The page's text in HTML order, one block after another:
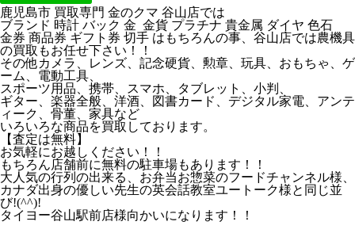
鹿児島市 買取専門 金のクマ 谷山店では
ブランド 時計 バック 金 金貨 プラチナ 貴金属 ダイヤ 色石
金券 商品券 ギフト券 切手 はもちろんの事、谷山店では農機具
の買取もお任せ下さい！！
その他カメラ、レンズ、記念硬貨、勲章、玩具、おもちゃ、ゲ
ーム、電動工具、
スポーツ用品、携帯、スマホ、タブレット、小判、
ギター、楽器全般、洋酒、図書カード、デジタル家電、アンテ
ィーク、骨董、家具など
いろいろな商品を買取しております。
【査定は無料】
お気軽にお越しください！！
もちろん店舗前に無料の駐車場もあります！！
大人気の行列の出来る、お弁当お惣菜のフードチャンネル様、
カナダ出身の優しい先生の英会話教室ユートーク様と同じ並
び!(^^)!
タイヨー谷山駅前店様向かいになります！！